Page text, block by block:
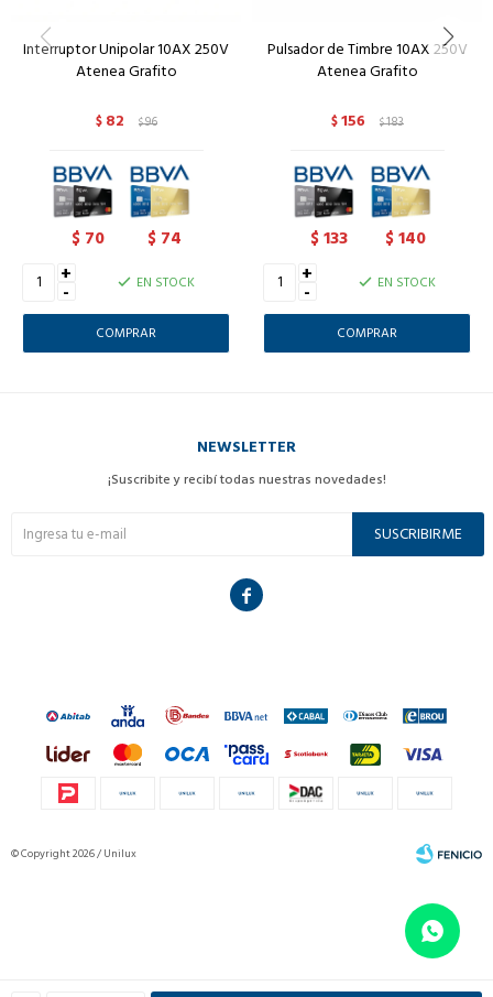
Interruptor Unipolar 10AX 250V
Atenea Grafito
$ 82 $96
$ 70 $ 74
+
- EN STOCK
Pulsador de Timbre 10AX 250V
Atenea Grafito
$156 $183
$133 $140
+
- EN STOCK
NEWSLETTER
¡Suscribite y recibí todas nuestras novedades!
SUSCRIBIRME

© Copyright 2026 / Unilux